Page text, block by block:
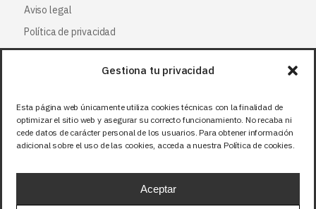
Gestiona tu privacidad
Esta página web únicamente utiliza cookies técnicas con la finalidad de
optimizar el sitio web y asegurar su correcto funcionamiento. No recaba ni
cede datos de carácter personal de los usuarios. Para obtener información
adicional sobre el uso de las cookies, acceda a nuestra Política de cookies.
Aceptar
Aviso legal
Política de privacidad
Política de cookies
Síguenos
Facebook
X (Twitter)
Instagram